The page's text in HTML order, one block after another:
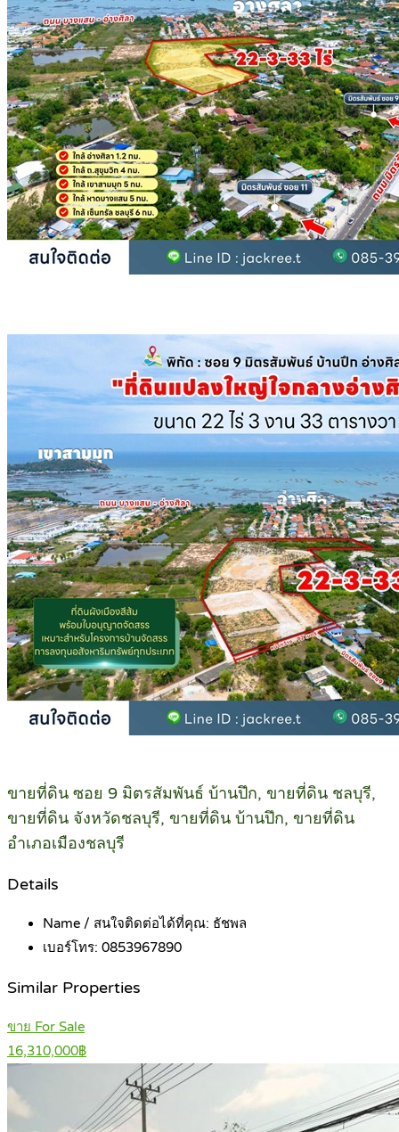
ขายที่ดิน ซอย 9 มิตรสัมพันธ์ บ้านปึก, ขายที่ดิน ชลบุรี,
ขายที่ดิน จังหวัดชลบุรี, ขายที่ดิน บ้านปึก, ขายที่ดิน
อำเภอเมืองชลบุรี
Details
Name / สนใจติดต่อได้ที่คุณ: ธัชพล
เบอร์โทร: 0853967890
Similar Properties
ขาย For Sale
16,310,000฿